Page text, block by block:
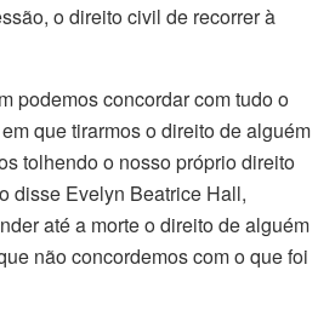
o direito civil de recorrer à
podemos concordar com tudo o
que tirarmos o direito de alguém
tolhendo o nosso próprio direito
disse Evelyn Beatrice Hall,
até a morte o direito de alguém
não concordemos com o que foi